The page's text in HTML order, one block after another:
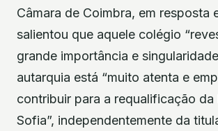
Câmara de Coimbra, em resposta
salientou que aquele colégio
grande importância e
autarquia está “muito atenta e
contribuir para a requalificação da
Sofia”, independentemente da